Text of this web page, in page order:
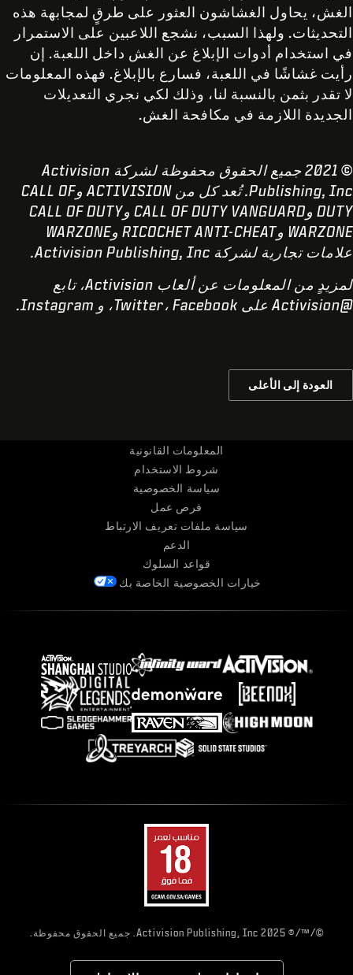
الغش، يحاول الغشاشون العثور على طرقٍ لمجابهة هذه
التحديثات. ولهذا السبب، نشجع اللاعبين على الاستمرار
في استخدام أدوات الإبلاغ عن الغش داخل اللعبة. إن
رأيت غشاشًا في اللعبة، فسارع بالإبلاغ. فهذه المعلومات
لا تقدر بثمن بالنسبة لنا، وذلك لكي نجري التعديلات
الجديدة اللازمة في مكافحة الغش.
© 2021 جميع الحقوق محفوظة لشركة Activision
Publishing, Inc. تُعد كل من ACTIVISION وCALL OF
DUTY وCALL OF DUTY VANGUARD وCALL OF DUTY
WARZONE وRICOCHET ANTI-CHEAT
وWARZONE
علامات تجارية لشركة Activision Publishing, Inc.
لمزيدٍ من المعلومات عن ألعاب Activision، تابع
@Activision على
Twitter، Facebook ، و Instagram
.
العودة إلى الأعلى
المعلومات القانونية
شروط الاستخدام
سياسة الخصوصية
فرص عمل
سياسة ملفات تعريف الارتباط
الدعم
قواعد السلوك
خيارات الخصوصية الخاصة بك
©/™/® 2025 Activision Publishing, Inc. جميع الحقوق محفوظة.